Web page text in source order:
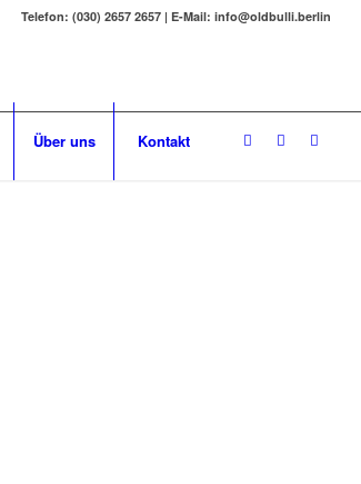
Telefon: (030) 2657 2657 | E-Mail: info@oldbulli.berlin
Über uns Kontakt